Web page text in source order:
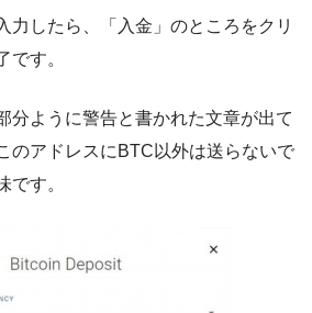
力したら、「入金」のところをクリ
です。
分ように警告と書かれた文章が出て
のアドレスにBTC以外は送らないで
です。